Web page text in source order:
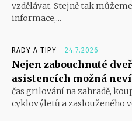
vzdělávat. Stejně tak
informace,...
RADY A TIPY 24.7.2026
Nejen zabouchnuté
asistencích možná
čas grilování na zahradě,
cyklovýletů a zaslouženého